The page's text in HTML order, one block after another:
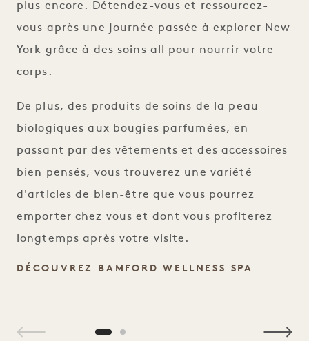
plus encore. Détendez-vous et ressourcez-
vous après une journée passée à explorer New
York grâce à des soins all pour nourrir votre
corps.
De plus, des produits de soins de la peau
biologiques aux bougies parfumées, en
passant par des vêtements et des accessoires
bien pensés, vous trouverez une variété
d'articles de bien-être que vous pourrez
emporter chez vous et dont vous profiterez
longtemps après votre visite.
DÉCOUVREZ BAMFORD WELLNESS SPA